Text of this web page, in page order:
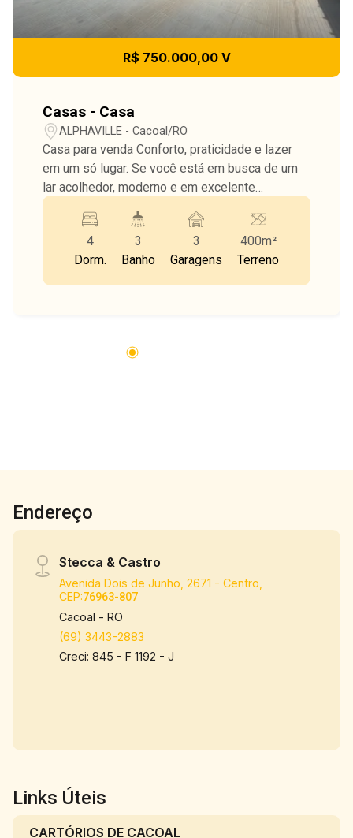
R$ 750.000,00 V
Casas - Casa
ALPHAVILLE - Cacoal/RO
Casa para venda Conforto, praticidade e lazer
em um só lugar. Se você está em busca de um
lar acolhedor, moderno e em excelente
localização, este apartamento é a escolha
perfeita para você e sua família. Localizado no
bairro ALPHAVILLE, regiao valorizada na cidade,
o imóvel fica próximo a pontos estratégicos
como a Escolas, mercados, farmácias e
closet e banheiro privativo -02 banheiro social -
destaques, estão: -Garagem privativa -
EDIFICAÇÃO Boa Além disso, o residencial
com fechadura eletrônica e portão eletronico
estrutura pensada para sua comodidade. Entre
em contato agora mesmo para agendar uma
visita!
4
Dorm.
3
Banho
3
Garagens
400m²
Terreno
Endereço
Stecca & Castro
Avenida Dois de Junho, 2671 - Centro,
CEP:76963-807
Cacoal - RO
(69) 3443-2883
Creci: 845 - F 1192 - J
Links Úteis
CARTÓRIOS DE CACOAL